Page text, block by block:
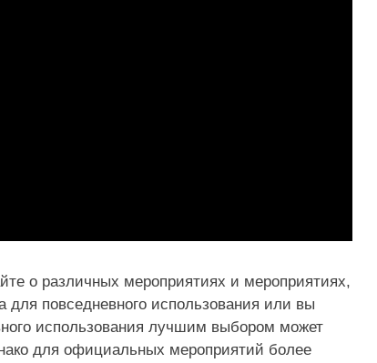
о различных мероприятиях и мероприятиях,
повседневного использования или вы
использования лучшим выбором может
для официальных мероприятий более